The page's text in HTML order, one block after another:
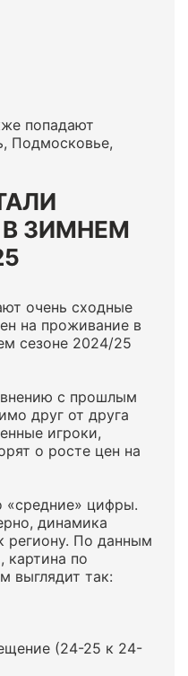
попадают
Подмосковье,
ЗИМНЕМ
очень сходные
на проживание в
сезоне 2024/25
с прошлым
друг от друга
игроки,
о росте цен на
«средние» цифры.
динамика
региону. По данным
картина по
выглядит так:
(24-25 к 24-